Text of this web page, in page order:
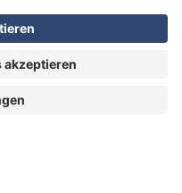
|CAMPER MIETEN